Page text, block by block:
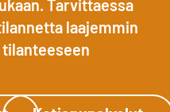
Tarvittaessa
laajemmin
tilanteeseen